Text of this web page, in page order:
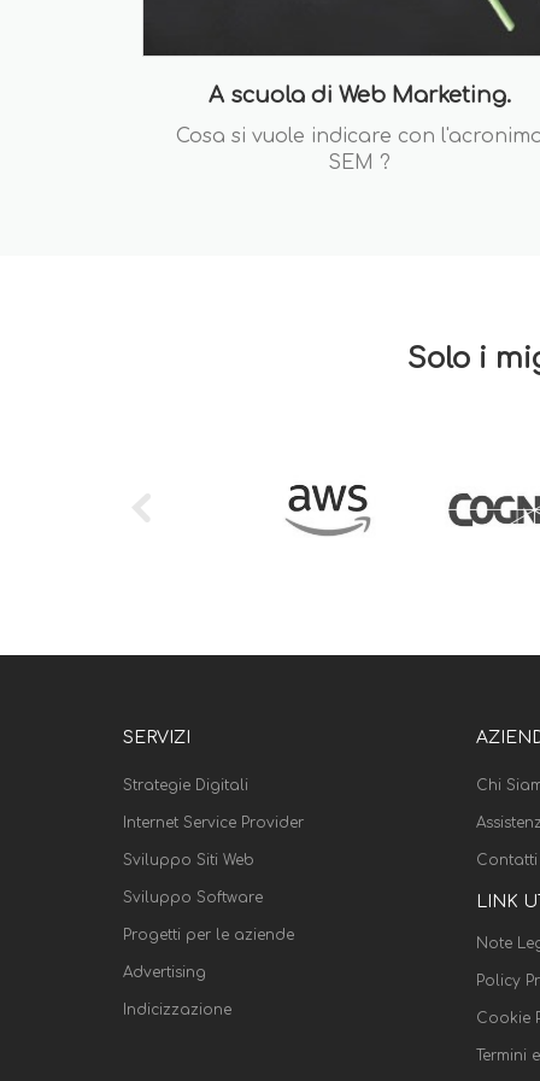
A scuola di Web Marketing.
Cosa si vuole indicare con
SEM ?
Solo i
SERVIZI
Strategie Digitali
Internet Service Provider
Sviluppo Siti Web
Sviluppo Software
Progetti per le aziende
Advertising
Indicizzazione
Chi
Contatti
LINK
Note
Policy
Cookie
Termini